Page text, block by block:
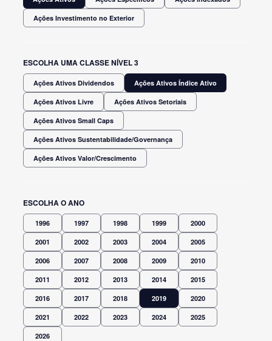
Ações Investimento no Exterior
ESCOLHA UMA CLASSE NÍVEL 3
Ações Ativos Dividendos Ações Ativos Índice Ativo
Ações Ativos Livre Ações Ativos Setoriais
Ações Ativos Small Caps
Ações Ativos Sustentabilidade/Governança
Ações Ativos Valor/Crescimento
ESCOLHA O ANO
1996 1997 1998 1999 2000
2001 2002 2003 2004 2005
2006 2007 2008 2009 2010
2011 2012 2013 2014 2015
2016 2017 2018 2019 2020
2021 2022 2023 2024 2025
2026